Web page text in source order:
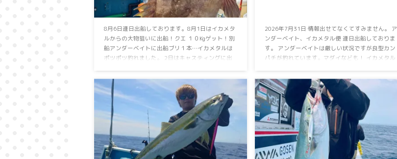
8月6日連日出船しております。8月1日は⁡イカメタ
ルからの大物狙いに出船！⁡⁡クエ １０Kgゲット！⁡⁡別
船アンダーベイトに出船⁡⁡⁡ブリ１本…⁡イカメタルは⁡
ポツポツ釣れました。⁡ 2日⁡は⁡キャスティングに出
ヒレナガカンパチ、カンパチ⁡、⁡マダイをゲット！⁡⁡⁡
イカメタル便は⁡アカイカ、スルメイカ⁡⁡お土産にな
りました！⁡3日⁡は⁡イカメタルに出船！⁡⁡スルメイカが
たくさん釣れました。⁡⁡アカイカは竿頭１１ハイ⁡で
した。4日は⁡別船が ...
2026年7月31日 情報出せてなくてすみません。 ア
ンダーベイト、イカメタル便 連日出船しておりま
す。 アンダーベイトは厳しい状況ですが良型カン
パチが釣れています。マダイなども！ イカメタル
頑張ります。 ⁡毎日出船⁡ ⁡乗り合い大募集中！⁡ ⁡アン
ダーベイト、イカメタル⁡⁡お問い合わせ、ご予約お
待ちしております ⁡ 詳しくはお電話下さい。 090-
3168-1739まで ⁡お盆期間も連日営業！ 空席多数！
8月15日のイカメタル便は 休船いたします。 ⁡ ⁡⁡ ...